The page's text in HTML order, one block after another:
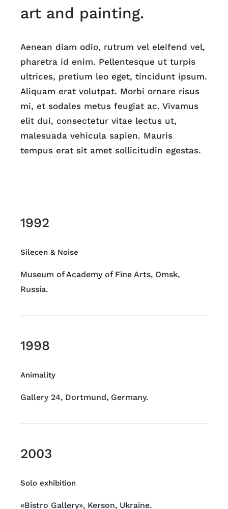
art and painting.
Aenean diam odio, rutrum vel eleifend vel,
pharetra id enim. Pellentesque ut turpis
ultrices, pretium leo eget, tincidunt ipsum.
Aliquam erat volutpat. Morbi ornare risus
mi, et sodales metus feugiat ac. Vivamus
elit dui, consectetur vitae lectus ut,
malesuada vehicula sapien. Mauris
tempus erat sit amet sollicitudin egestas.
1992
Silecen & Noise
Museum of Academy of Fine Arts, Omsk,
Russia.
1998
Animality
Gallery 24, Dortmund, Germany.
2003
Solo exhibition
«Bistro Gallery», Kerson, Ukraine.